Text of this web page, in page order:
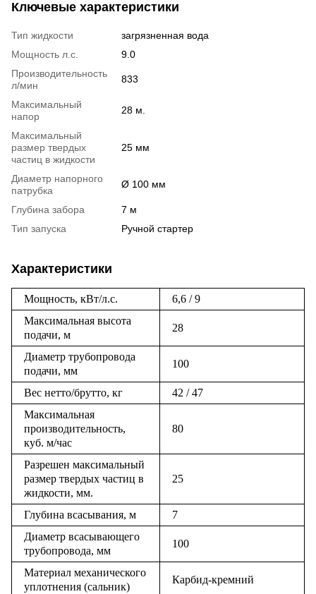
Ключевые характеристики
Тип жидкости
загрязненная вода
Мощность л.с.
9.0
Производительность
л/мин
833
Максимальный
напор
28 м.
Максимальный
размер твердых
частиц в жидкости
25 мм
Диаметр напорного
патрубка
Ø 100 мм
Глубина забора
7 м
Тип запуска
Ручной стартер
Характеристики
Мощность, кВт/л.с.
6,6 / 9
Максимальная высота
подачи, м
28
Диаметр трубопровода
подачи, мм
100
Вес нетто/брутто, кг
42 / 47
Максимальная
производительность,
куб. м/час
80
Разрешен максимальный
размер твердых частиц в
жидкости, мм.
25
Глубина всасывания, м
7
Диаметр всасывающего
трубопровода, мм
100
Материал механического
уплотнения (сальник)
Карбид-кремний